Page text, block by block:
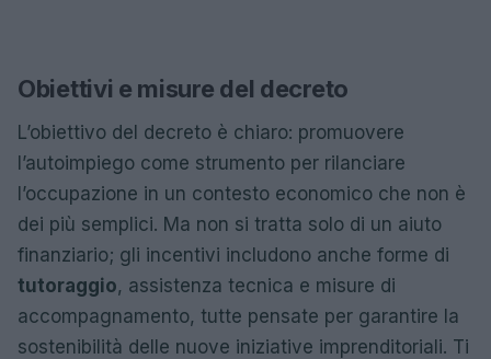
Obiettivi e misure del decreto
L’obiettivo del decreto è chiaro: promuovere
l’autoimpiego come strumento per rilanciare
l’occupazione in un contesto economico che non è
dei più semplici. Ma non si tratta solo di un aiuto
finanziario; gli incentivi includono anche forme di
tutoraggio, assistenza tecnica e misure di
accompagnamento, tutte pensate per garantire la
sostenibilità delle nuove iniziative imprenditoriali. Ti